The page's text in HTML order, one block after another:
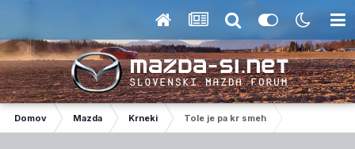
Domov Mazda Krneki Tole je pa kr smeh